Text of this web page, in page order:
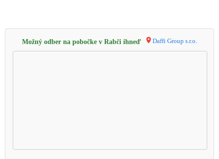
Možný odber na pobočke v Rabči ihneď Daffi Group s.r.o.